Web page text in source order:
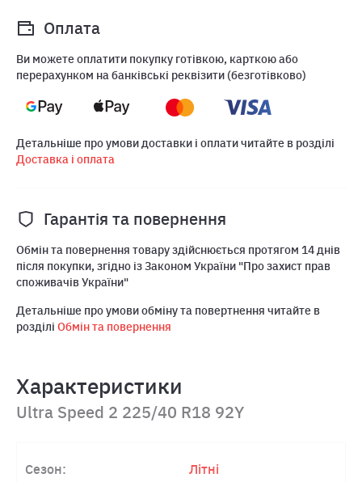
Оплата
Ви можете оплатити покупку готівкою, карткою або
перерахунком на банківські реквізити (безготівково)
Детальніше про умови доставки і оплати читайте в розділі
Доставка і оплата
Гарантія та повернення
Обмін та повернення товару здійснюється протягом 14 днів
після покупки, згідно із Законом України "Про захист прав
споживачів України"
Детальніше про умови обміну та повертнення читайте в
розділі Обмін та повернення
Характеристики
Ultra Speed 2 225/40 R18 92Y
Сезон: Літні